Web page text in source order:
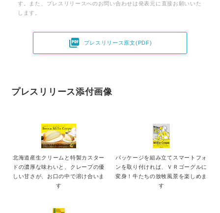
す。また、プレスリリースへのお問い合わせは発表元に直接お願いいた
します。
 プレスリリース原文(PDF)
プレスリリース添付画像
北海道産生クリームと特製カスター
ドの濃厚な味わいと、クレープの優
しい甘さが、お口の中で溶け合いま
す
パッケージを組み立てスマートフォ
ンを取り付ければ、ＶＲゴーグルに
変身！牛たちの放牧風景を楽しめま
す